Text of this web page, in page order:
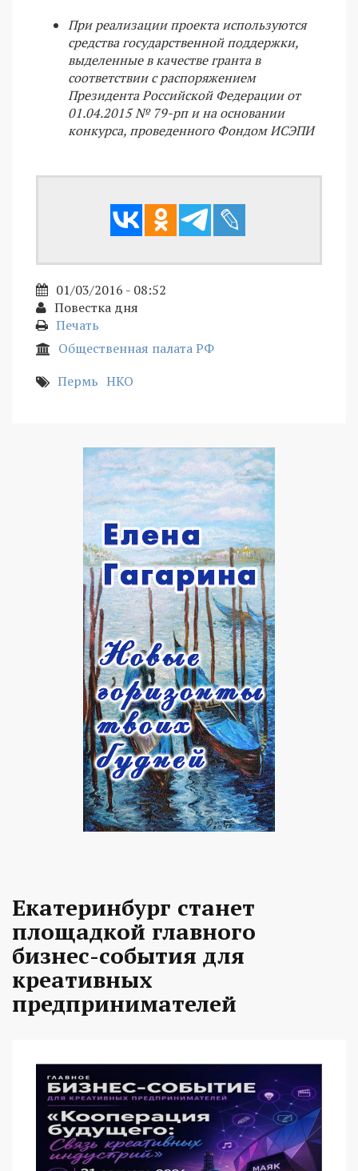
При реализации проекта используются
средства государственной поддержки,
выделенные в качестве гранта в
соответствии с распоряжением
Президента Российской Федерации от
01.04.2015 № 79-рп и на основании
конкурса, проведенного Фондом ИСЭПИ
01/03/2016 - 08:52
Повестка дня
Печать
Общественная палата РФ
Пермь НКО
Екатеринбург станет
площадкой главного
бизнес-события для
креативных
предпринимателей